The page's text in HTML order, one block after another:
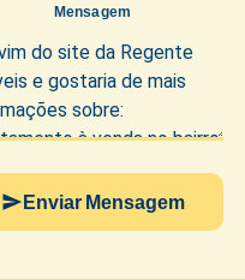
Mensagem
Enviar Mensagem